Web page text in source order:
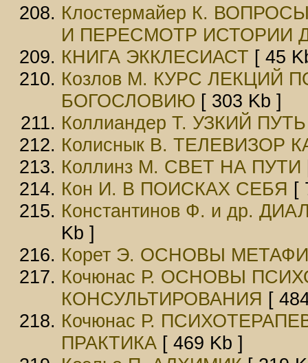
Клостермайер К.
И ПЕРЕСМОТР ИСТОРИИ
КНИГА ЭККЛЕСИАСТ [ 45
Козлов М. КУРС ЛЕКЦИЙ
БОГОСЛОВИЮ [ 303 Kb ]
Коллиандер Т. УЗКИЙ ПУТЬ
Колиснык В. ТЕЛЕВИЗОР
Коллинз М. СВЕТ НА ПУТИ
Кон И. В ПОИСКАХ СЕБЯ [
Константинов Ф. и др.
Kb ]
Корет Э. ОСНОВЫ
Кочюнас Р. ОСНОВЫ
КОНСУЛЬТИРОВАНИЯ [
Кочюнас Р.
ПРАКТИКА [ 469 Kb ]